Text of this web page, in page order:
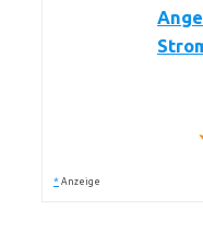
* Anzeige